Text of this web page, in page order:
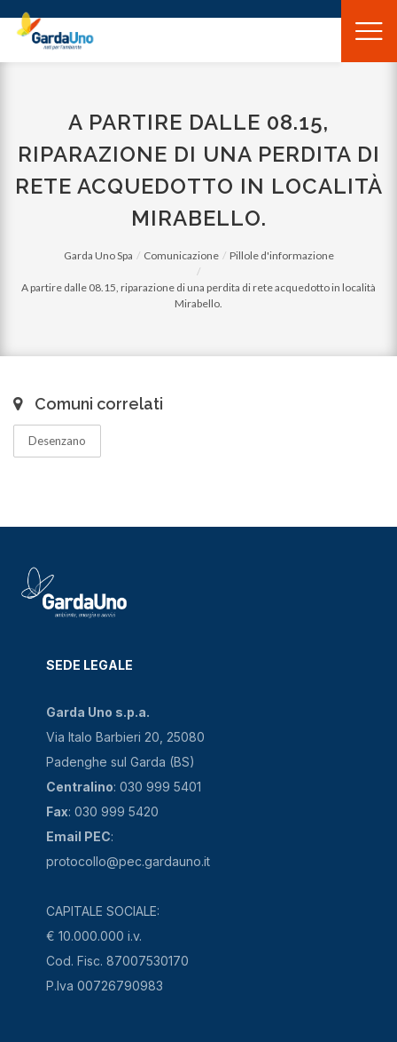
Gardauno
Spa
A PARTIRE DALLE 08.15,
RIPARAZIONE DI UNA PERDITA DI
RETE ACQUEDOTTO IN LOCALITÀ
MIRABELLO.
Garda Uno Spa Comunicazione Pillole d'informazione
A partire dalle 08.15, riparazione di una perdita di rete acquedotto in località
Mirabello.
Comuni correlati
Desenzano
SEDE LEGALE
Garda Uno s.p.a.
Via Italo Barbieri 20, 25080
Padenghe sul Garda (BS)
Centralino: 030 999 5401
Fax: 030 999 5420
Email PEC:
protocollo@pec.gardauno.it
CAPITALE SOCIALE:
€ 10.000.000 i.v.
Cod. Fisc. 87007530170
P.Iva 00726790983